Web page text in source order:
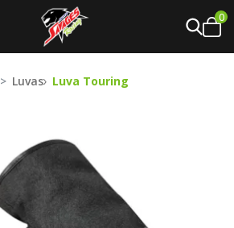
0
Luvas Luva Touring